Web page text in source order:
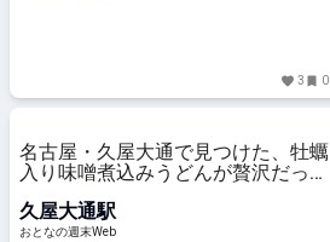
3 0
名古屋・久屋大通で見つけた、牡蠣
入り味噌煮込みうどんが贅沢だっ
久屋大通駅
おとなの週末Web